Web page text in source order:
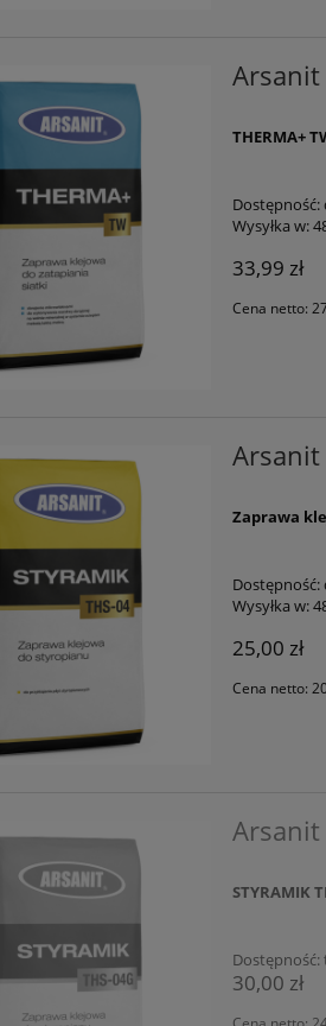
Arsanit
THERMA+
Dostępność:
Wysyłka w:
33,99 zł
Cena netto:
Arsanit
Zaprawa
Dostępność:
Wysyłka w:
25,00 zł
Cena netto:
Arsanit
STYRAMIK
Dostępność:
30,00 zł